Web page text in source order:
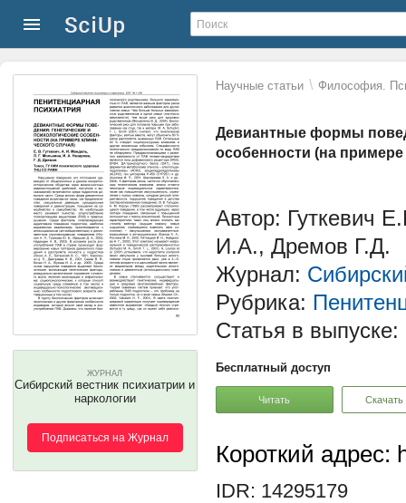
Научные статьи \ Философия.
Девиантные формы
особенности (на примере
ЖУРНАЛ
Сибирский вестник психиатрии и
наркологии
Подписаться на Журнал
Автор: Гуткевич
И.А., Дремов Г.Д.
Журнал:
Рубрика:
Статья в выпуске:
Бесплатный доступ
Читать Скачать
Короткий адрес:
IDR: 14295179